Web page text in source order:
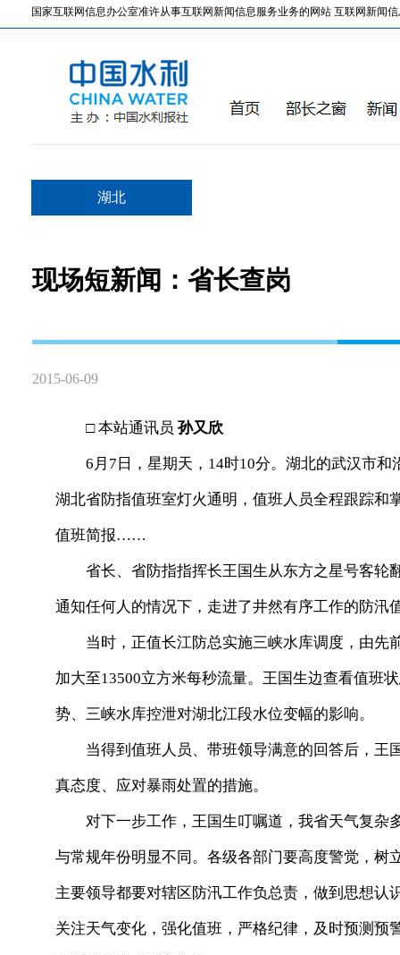
国家互联网信息办公室准许从事互联网新闻信息服务业务的网站 互联网新闻信
湖北
现场短新闻：省长查岗
2015-06-09
□ 本站通讯员 孙又欣
6月7日，星期天，14时10分。湖北的武汉市和
湖北省防指值班室灯火通明，值班人员全程跟踪
值班简报……
省长、省防指指挥长王国生从东方之星号客轮
通知任何人的情况下，走进了井然有序工作的防汛
当时，正值长江防总实施三峡水库调度，由先
加大至13500立方米每秒流量。王国生边查看值班
势、三峡水库控泄对湖北江段水位变幅的影响。
当得到值班人员、带班领导满意的回答后，王
真态度、应对暴雨处置的措施。
对下一步工作，王国生叮嘱道，我省天气复杂
与常规年份明显不同。各级各部门要高度警觉，
主要领导都要对辖区防汛工作负总责，做到思想
关注天气变化，强化值班，严格纪律，及时预测